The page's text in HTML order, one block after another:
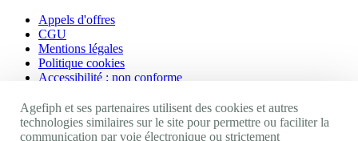
Appels d'offres
CGU
Mentions légales
Politique cookies
Accessibilité : non conforme
Nos autres sites
Agefiph et ses partenaires utilisent des cookies et autres
technologies similaires sur le site pour permettre ou faciliter la
communication par voie électronique ou strictement